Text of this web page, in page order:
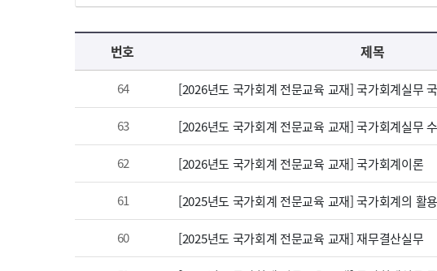
강의자료 목록 으로 번호, 제목, 작성자, 조회수, 등록 일, 첨부파일로 나열 되고 있습니다.
번호 제목
64 [2026년도 국가회계 전문교육 교재] 국가회계실무 국
63 [2026년도 국가회계 전문교육 교재] 국가회계실무
62 [2026년도 국가회계 전문교육 교재] 국가회계이론
61 [2025년도 국가회계 전문교육 교재] 국가회계의 활용
60 [2025년도 국가회계 전문교육 교재] 재무결산실무